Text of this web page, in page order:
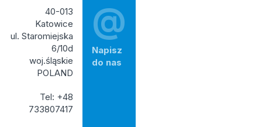
40-013
Katowice
ul. Staromiejska
6/10d
woj.śląskie
POLAND
Tel: +48
733807417
@
Napisz
do nas